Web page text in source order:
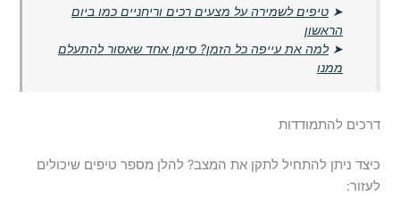
➤טיפים לשמירה על מצעים רכים וריחניים כמו ביום
הראשון
➤למה את עייפה כל הזמן? סימן אחד שאסור להתעלם
ממנו
דרכים להתמודדות
כיצד ניתן להתחיל לתקן את המצב? להלן מספר טיפים שיכולים
לעזור: